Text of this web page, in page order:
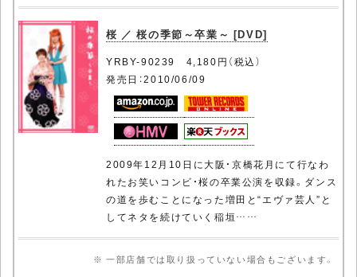
桜 ／ 桜の季節～卒業～ [DVD]
YRBY-90239 4,180円（税込）
発売日：2010/06/09
2009年12月10日に大阪・京橋花月にて行なわ
れたお笑いコンビ・桜の卒業公演を収録。ダンス
の道を歩むことになった増田と“エヴァ芸人”と
してネタを続けていく稲垣……
※ 一部店舗では取り扱っていない場合もございます。